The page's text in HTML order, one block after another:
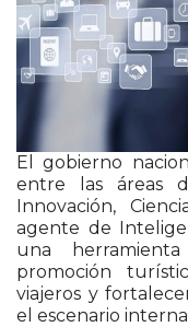
El gobierno
entre las áreas
Innovación,
agente de
una
promoción
viajeros y
el escenario